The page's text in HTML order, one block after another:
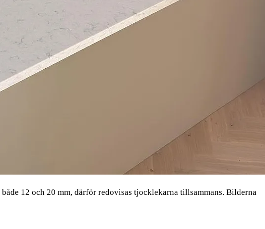
12 och 20 mm, därför redovisas tjocklekarna tillsammans. Bilderna